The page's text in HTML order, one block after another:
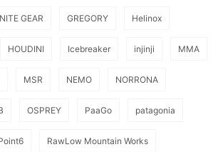
GEAR GREGORY Helinox
HOUDINI Icebreaker injinji MMA
MSR NEMO NORRONA
OSPREY PaaGo patagonia
RawLow Mountain Works